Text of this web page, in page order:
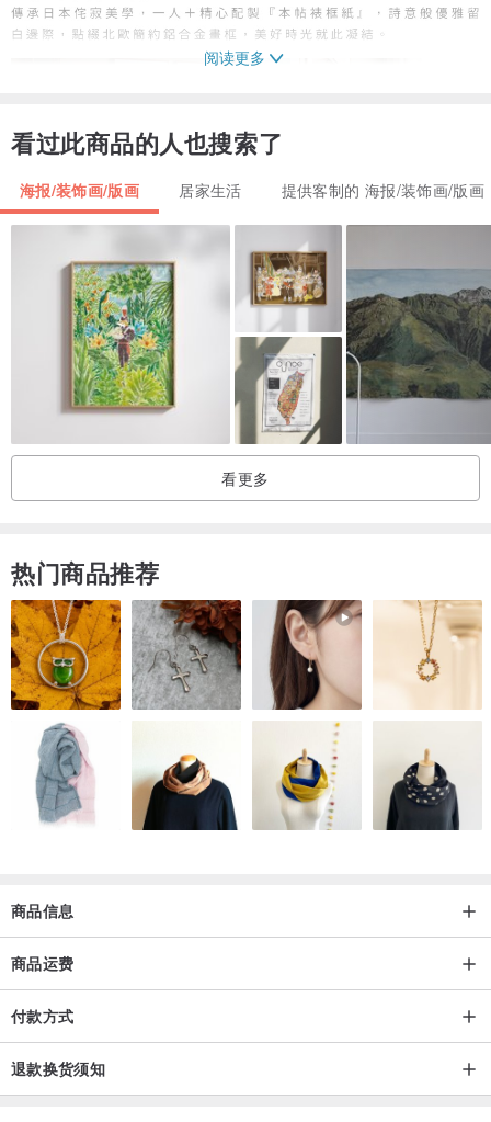
阅读更多
看过此商品的人也搜索了
海报/装饰画/版画 居家生活 提供客制的 海报/装饰画/版画
看更多
热门商品推荐
商品信息
商品运费
付款方式
退款换货须知